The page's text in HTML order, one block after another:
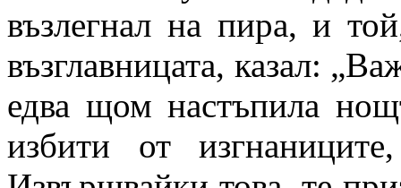
възлегнал на пира, и
възглавницата, казал:
едва щом настъпила
избити от